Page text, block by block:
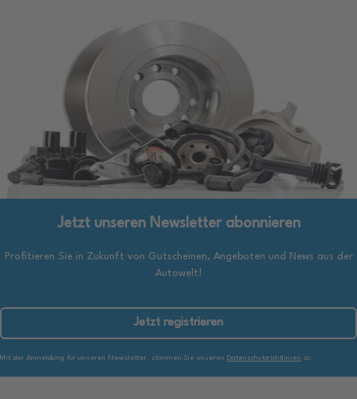
Jetzt unseren Newsletter abonnieren
Profitieren Sie in Zukunft von Gutscheinen, Angeboten und News aus der
Autowelt!
Jetzt registrieren
Mit der Anmeldung für unseren Newsletter, stimmen Sie unseren Datenschutzrichtlinien zu.